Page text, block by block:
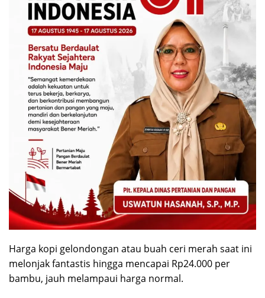
Harga kopi gelondongan atau buah ceri merah saat ini
melonjak fantastis hingga mencapai Rp24.000 per
bambu, jauh melampaui harga normal.